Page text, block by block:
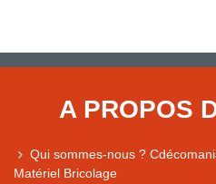
A PROPOS
Qui sommes-nous ?
Matériel Bricolage